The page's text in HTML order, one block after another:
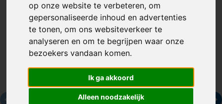
op onze website te verbeteren, om
gepersonaliseerde inhoud en advertenties
te tonen, om ons websiteverkeer te
analyseren en om te begrijpen waar onze
bezoekers vandaan komen.
Ik ga akkoord
Alleen noodzakelijk